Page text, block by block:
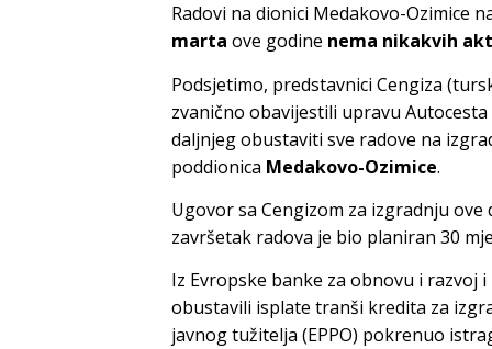
Radovi na dionici Medakovo-Ozimice
marta ove godine nema nikakvih
Podsjetimo, predstavnici Cengiza
zvanično obavijestili upravu Autocesta
daljnjeg obustaviti sve radove na
poddionica Medakovo-Ozimice.
Ugovor sa Cengizom za izgradnju
završetak radova je bio planiran 30
Iz Evropske banke za obnovu i razvoj
obustavili isplate tranši kredita za
javnog tužitelja (EPPO) pokrenuo